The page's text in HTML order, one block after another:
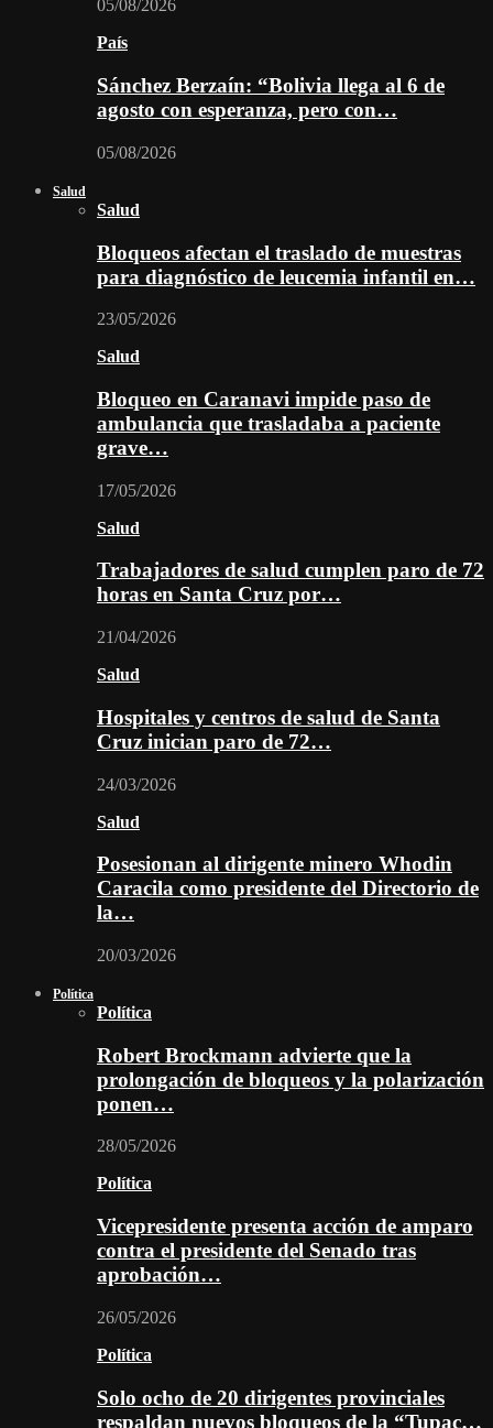
05/08/2026
País
Sánchez Berzaín: “Bolivia llega al 6 de
agosto con esperanza, pero con…
05/08/2026
Salud
Salud
Bloqueos afectan el traslado de muestras
para diagnóstico de leucemia infantil en…
23/05/2026
Salud
Bloqueo en Caranavi impide paso de
ambulancia que trasladaba a paciente
grave…
17/05/2026
Salud
Trabajadores de salud cumplen paro de 72
horas en Santa Cruz por…
21/04/2026
Salud
Hospitales y centros de salud de Santa
Cruz inician paro de 72…
24/03/2026
Salud
Posesionan al dirigente minero Whodin
Caracila como presidente del Directorio de
la…
20/03/2026
Política
Política
Robert Brockmann advierte que la
prolongación de bloqueos y la polarización
ponen…
28/05/2026
Política
Vicepresidente presenta acción de amparo
contra el presidente del Senado tras
aprobación…
26/05/2026
Política
Solo ocho de 20 dirigentes provinciales
respaldan nuevos bloqueos de la “Tupac…